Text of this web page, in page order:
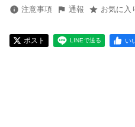
注意事項 通報 お気に入
ポスト LINEで送る い